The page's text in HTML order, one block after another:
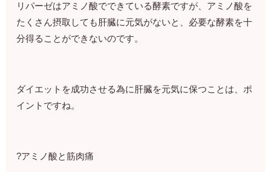
リパーゼはアミノ酸でできている酵素ですが、アミノ酸を
たくさん摂取しても肝臓に元気がないと、必要な酵素を十
分得ることができないのです。
ダイエットを成功させる為に肝臓を元気に保つことは、ポ
イントですね。
?アミノ酸と筋肉痛